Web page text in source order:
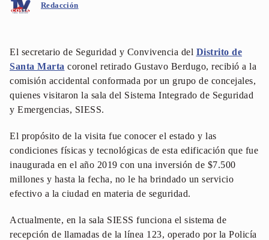
Redacción
El secretario de Seguridad y Convivencia del Distrito de
Santa Marta coronel retirado Gustavo Berdugo, recibió a la
comisión accidental conformada por un grupo de concejales,
quienes visitaron la sala del Sistema Integrado de Seguridad
y Emergencias, SIESS.
El propósito de la visita fue conocer el estado y las
condiciones físicas y tecnológicas de esta edificación que fue
inaugurada en el año 2019 con una inversión de $7.500
millones y hasta la fecha, no le ha brindado un servicio
efectivo a la ciudad en materia de seguridad.
Actualmente, en la sala SIESS funciona el sistema de
recepción de llamadas de la línea 123, operado por la Policía